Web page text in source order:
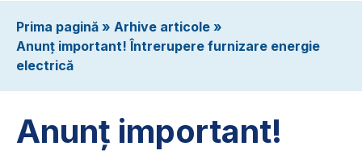
Prima pagină » Arhive articole »
Anunț important! Întrerupere furnizare energie
electrică
Anunț important!